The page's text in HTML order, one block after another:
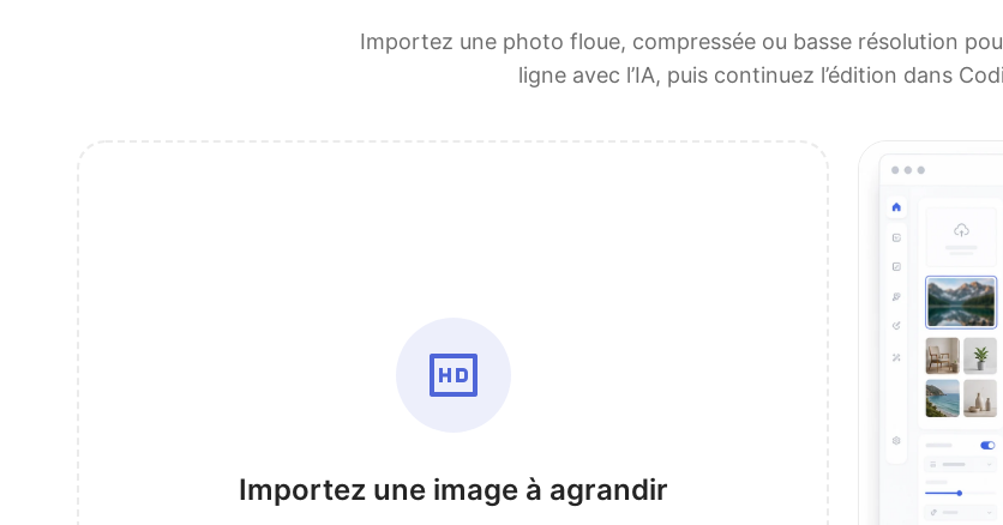
Importez une photo floue, compressée ou basse résolution
ligne avec l’IA, puis continuez l’édition dans
Importez une image à agrandir